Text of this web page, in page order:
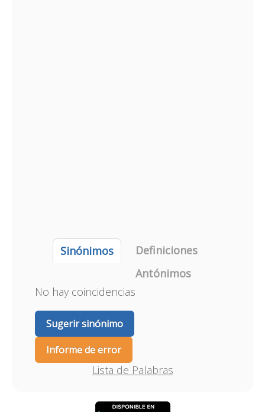
Sinónimos
Definiciones
Antónimos
No hay coincidencias
Sugerir sinónimo
Informe de error
Lista de Palabras